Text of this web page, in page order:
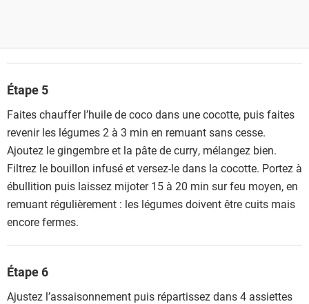
Étape 5
Faites chauffer l’huile de coco dans une cocotte, puis faites
revenir les légumes 2 à 3 min en remuant sans cesse.
Ajoutez le gingembre et la pâte de curry, mélangez bien.
Filtrez le bouillon infusé et versez-le dans la cocotte. Portez à
ébullition puis laissez mijoter 15 à 20 min sur feu moyen, en
remuant régulièrement : les légumes doivent être cuits mais
encore fermes.
Étape 6
Ajustez l’assaisonnement puis répartissez dans 4 assiettes